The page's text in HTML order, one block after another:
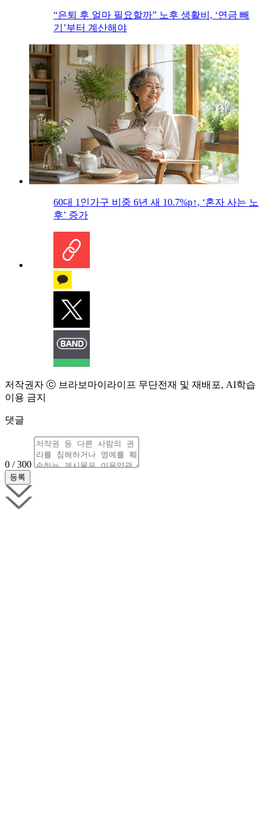
“은퇴 후 얼마 필요할까” 노후 생활비, ‘연금 빼
기’부터 계산해야
60대 1인가구 비중 6년 새 10.7%p↑, ‘혼자 사는 노
후’ 증가
저작권자 ⓒ 브라보마이라이프 무단전재 및 재배포, AI학습
이용 금지
댓글
0 / 300